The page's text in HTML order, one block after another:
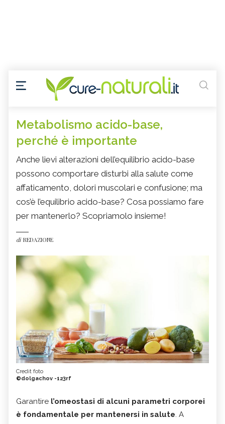
Metabolismo acido-base,
perché è importante
Anche lievi alterazioni dell’equilibrio acido-base
possono comportare disturbi alla salute come
affaticamento, dolori muscolari e confusione; ma
cos’è l’equilibrio acido-base? Cosa possiamo fare
per mantenerlo? Scopriamolo insieme!
di REDAZIONE
Credit foto
©dolgachov -123rf
Garantire l’omeostasi di alcuni parametri corporei
è fondamentale per mantenersi in salute. A